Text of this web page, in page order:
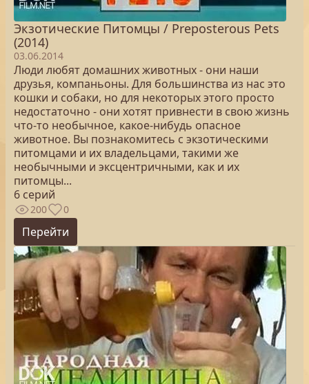
Экзотические Питомцы / Preposterous Pets
(2014)
03.06.2014
Люди любят домашних животных - они наши
друзья, компаньоны. Для большинства из нас это
кошки и собаки, но для некоторых этого просто
недостаточно - они хотят привнести в свою жизнь
что-то необычное, какое-нибудь опасное
животное. Вы познакомитесь с экзотическими
питомцами и их владельцами, такими же
необычными и эксцентричными, как и их
питомцы...
6 серий
200 0
Перейти